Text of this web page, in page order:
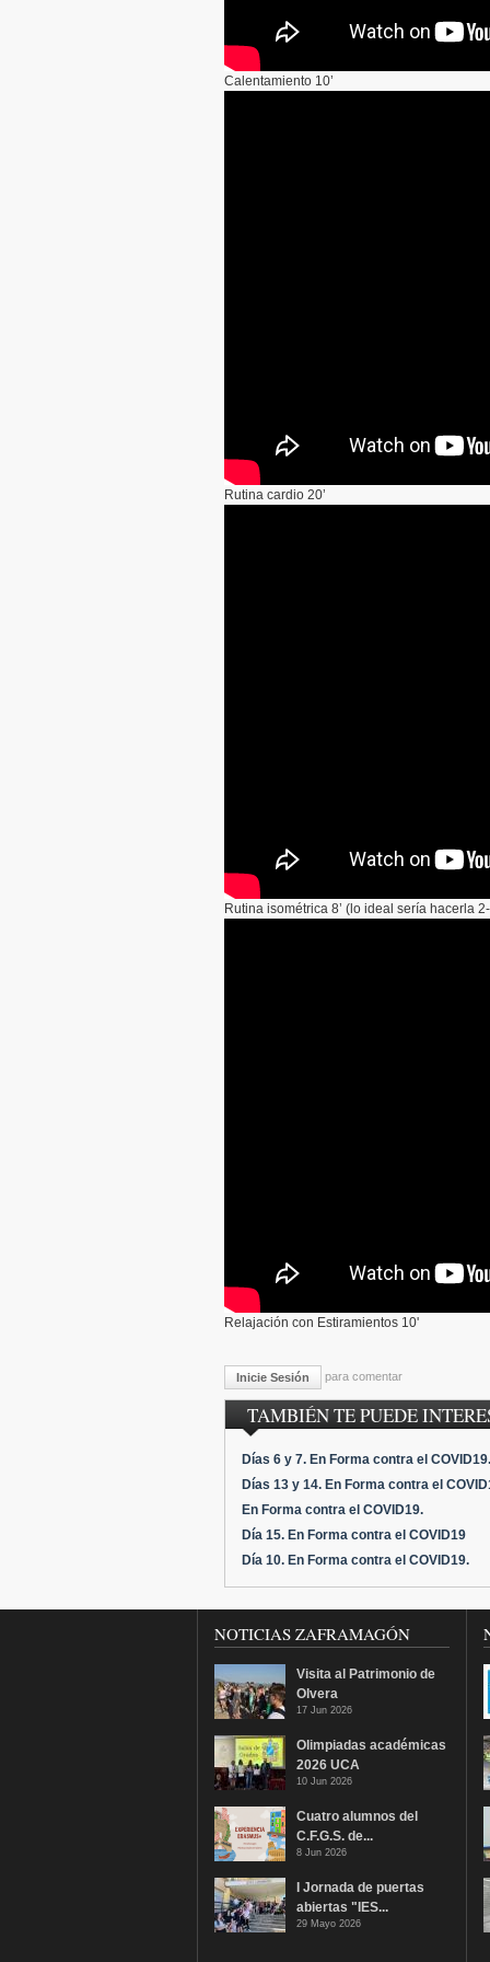
Calentamiento 10’
Rutina cardio 20’
Rutina isométrica 8’ (lo ideal sería hacerla
Relajación con Estiramientos 10'
Inicie Sesión para comentar
TAMBIÉN TE PUEDE
Días 6 y 7. En Forma contra el COVID19.
Días 13 y 14. En Forma contra el
En Forma contra el COVID19.
Día 15. En Forma contra el COVID19
Día 10. En Forma contra el COVID19.
NOTICIAS ZAFRAMAGÓN
Visita al Patrimonio de
Olvera
17 Jun 2026
Olimpiadas académicas
2026 UCA
10 Jun 2026
Cuatro alumnos del
C.F.G.S. de...
8 Jun 2026
I Jornada de puertas
abiertas "IES...
29 Mayo 2026